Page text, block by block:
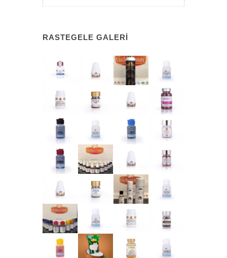
RASTEGELE GALERI